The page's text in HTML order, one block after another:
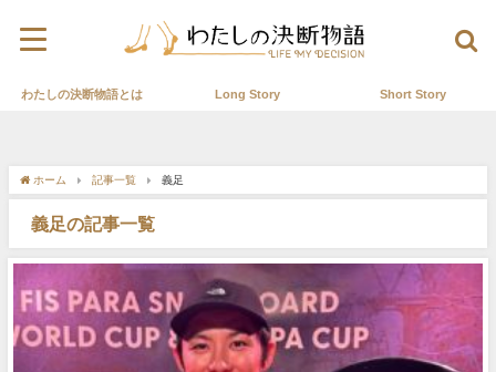
わたしの決断物語とは Long Story Short Story
ホーム 記事一覧 義足
義足の記事一覧